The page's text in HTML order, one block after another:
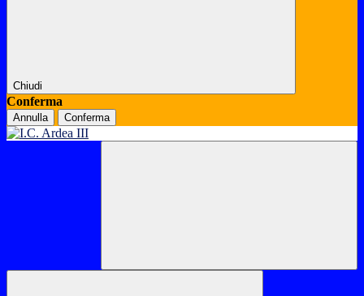
Chiudi
Conferma
Annulla Conferma